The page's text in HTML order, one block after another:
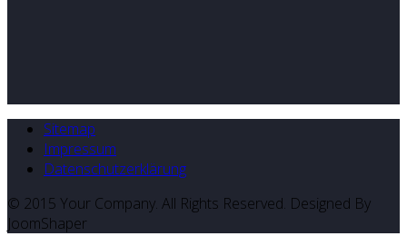
Sitemap
Impressum
Datenschutzerklärung
© 2015 Your Company. All Rights Reserved. Designed By
JoomShaper